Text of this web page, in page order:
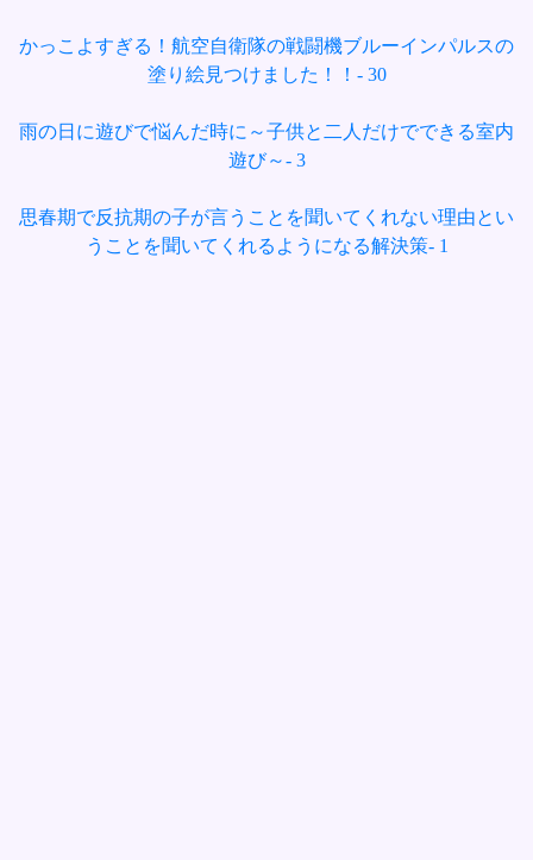
かっこよすぎる！航空自衛隊の戦闘機ブルーインパルスの
塗り絵見つけました！！- 30
雨の日に遊びで悩んだ時に～子供と二人だけでできる室内
遊び～- 3
思春期で反抗期の子が言うことを聞いてくれない理由とい
うことを聞いてくれるようになる解決策- 1